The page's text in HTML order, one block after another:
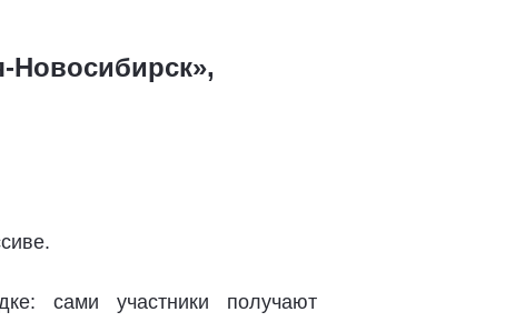
Новосибирск»,
сами участники получают